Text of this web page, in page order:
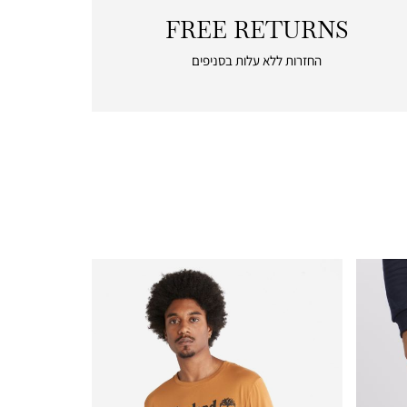
|
returns
FREE RETURNS
החזרות ללא עלות בסניפים